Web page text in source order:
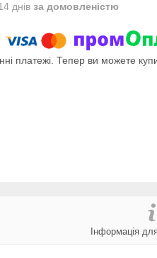
днів за домовленістю
платежі. Тепер ви можете
Інформація